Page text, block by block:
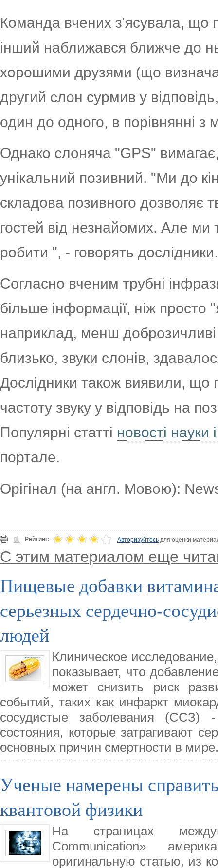
Команда вчених з'ясувала, що
інший наближався ближче до
хорошими друзями (що
другий слон сурмив у
один до одного, в порівнянні
Однако слоняча "GPS"
унікальний позивний. "Ми до
складова позивного дозволяє
гостей від незнайомих. Але
робити ", - говорять дослідники.
Согласно вченим трубні
більше інформації, ніж
наприклад, менш
близько, звуки слонів,
Дослідники також виявили, що
частоту звуку у відповідь на
Популярні статті новості науки і
портале.
Орігінал (на англ. Мовою):
Рейтинг: Авторизуйтесьдля оценки
С этим материалом еще
Пищевые добавки
серьезных сердечно-
людей
Клиническое
показывает, что
может снизить риск
событий, таких как инфаркт
сосудистые заболевания
состояния, которые затрагивают
основных причин смертности в мире.
Ученые намерены
квантовой физики
На страницах
Communication»
оригинальную статью, из